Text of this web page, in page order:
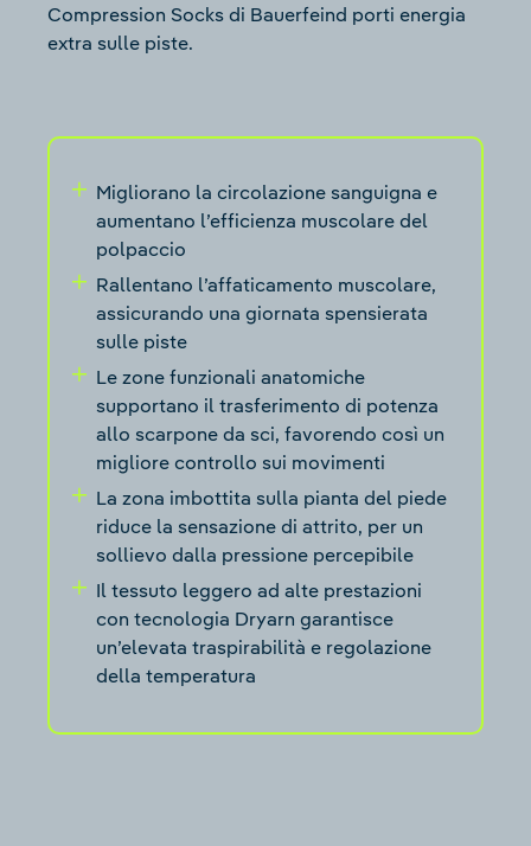
Compression Socks di Bauerfeind porti energia
extra sulle piste.
Migliorano la circolazione sanguigna e
aumentano l’efficienza muscolare del
polpaccio
Rallentano l’affaticamento muscolare,
assicurando una giornata spensierata
sulle piste
Le zone funzionali anatomiche
supportano il trasferimento di potenza
allo scarpone da sci, favorendo così un
migliore controllo sui movimenti
La zona imbottita sulla pianta del piede
riduce la sensazione di attrito, per un
sollievo dalla pressione percepibile
Il tessuto leggero ad alte prestazioni
con tecnologia Dryarn garantisce
un’elevata traspirabilità e regolazione
della temperatura